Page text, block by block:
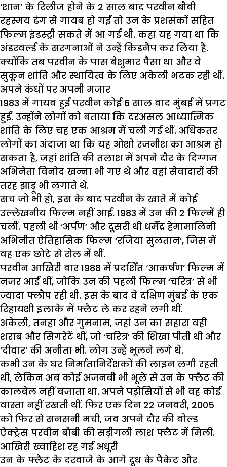
‘शान’ के रिलीज होने के 2 साल बाद परवीन बौबी
रहस्मय ढंग से गायब हो गईं तो उन के प्रशसंकों सहित
फिल्म इंडस्ट्री सकते में आ गई थी. कहा यह गया था कि
अंडरवर्ल्ड के सरगनाओं ने उन्हें किडनैप कर लिया है.
क्योंकि तब परवीन के पास बेशुमार पैसा था और वे
सुकून शांति और स्थायित्व के लिए अकेली भटक रही थीं.
अपने कंधों पर अपनी मजार
1983 में गायब हुईं परवीन कोई 6 साल बाद मुंबई में प्रगट
हुईं. उन्होंने लोगों को बताया कि दरअसल आध्यात्मिक
शांति के लिए चह एक आश्रम में चली गई थीं. अधिकतर
लोगों का अंदाजा था कि यह ओशो रजनीश का आश्रम हो
सकता है, जहां शांति की तलाश में अपने दौर के दिग्गज
अभिनेता विनोद खन्ना भी गए थे और वहां सेवादारों की
तरह झाड़ू भी लगाते थे.
सच जो भी हो, इस के बाद परवीन के खाते में कोई
उल्लेखनीय फिल्म नहीं आई. 1983 में उन की 2 फिल्में ही
चलीं. पहली थी ‘अर्पण’ और दूसरी थी धर्मेंद्र हेमामालिनी
अभिनीत ऐतिहासिक फिल्म ‘रजिया सुलतान’, जिस में
वह एक छोटे से रोल में थीं.
परवीन आखिरी बार 1988 में प्रदर्शित ‘आकर्षण’ फिल्म में
नजर आई थीं, जोकि उन की पहली फिल्म ‘चरित्र’ से भी
ज्यादा फ्लौप रही थी. इस के बाद वे दक्षिण मुंबई के एक
रिहायशी इलाके में फ्लैट ले कर रहने लगी थीं.
अकेली, तनहा और गुमनाम, जहां उन का सहारा वही
शराब और सिगरेटें थीं, जो ‘चरित्र’ की शिखा पीती थी और
‘दीवार’ की अनीता भी. लोग उन्हें भूलने लगे थे.
कभी उन के घर निर्मातानिर्देशकों की लाइन लगी रहती
थी, लेकिन अब कोई अजनबी भी भूले से उन के फ्लैट की
कालबेल नहीं बजाता था. अपने पड़ोसियों से भी वह कोई
वास्ता नहीं रखती थीं. फिर एक दिन 22 जनवरी, 2005
को फिर से सनसनी मची, जब अपने दौर की बोल्ड
ऐक्ट्रेस परवीन बौबी की सड़ीगली लाश फ्लैट में मिली.
आखिरी ख्वाहिश रह गई अधूरी
उन के फ्लैट के दरवाजे के आगे दूध के पैकेट और